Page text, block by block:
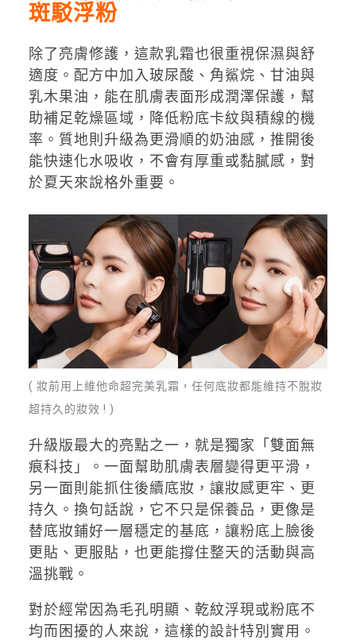
斑駁浮粉
除了亮膚修護，這款乳霜也很重視保濕與舒
適度。配方中加入玻尿酸、角鯊烷、甘油與
乳木果油，能在肌膚表面形成潤澤保護，幫
助補足乾燥區域，降低粉底卡紋與積線的機
率。質地則升級為更滑順的奶油感，推開後
能快速化水吸收，不會有厚重或黏膩感，對
於夏天來說格外重要。
( 妝前用上維他命超完美乳霜，任何底妝都能維持不脫妝
超持久的妝效 ! )
升級版最大的亮點之一，就是獨家「雙面無
痕科技」。一面幫助肌膚表層變得更平滑，
另一面則能抓住後續底妝，讓妝感更牢、更
持久。換句話說，它不只是保養品，更像是
替底妝鋪好一層穩定的基底，讓粉底上臉後
更貼、更服貼，也更能撐住整天的活動與高
溫挑戰。
對於經常因為毛孔明顯、乾紋浮現或粉底不
均而困擾的人來說，這樣的設計特別實用。